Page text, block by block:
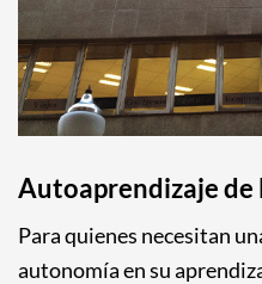
Autoaprendizaje de
Para quienes necesitan
autonomía en su